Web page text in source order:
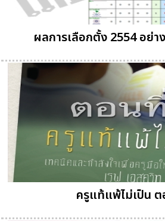
ผลการเลือกตั้ง 2554 อย่า
ครูแท้แพ้ไม่เป็น